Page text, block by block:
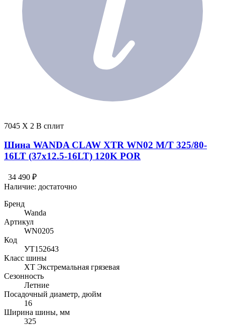
7045 X 2 В сплит
Шина WANDA CLAW XTR WN02 M/T 325/80-
16LT (37x12.5-16LT) 120K POR
34 490 ₽
Наличие: достаточно
Бренд
Wanda
Артикул
WN0205
Код
УТ152643
Класс шины
XT Экстремальная грязевая
Сезонность
Летние
Посадочный диаметр, дюйм
16
Ширина шины, мм
325